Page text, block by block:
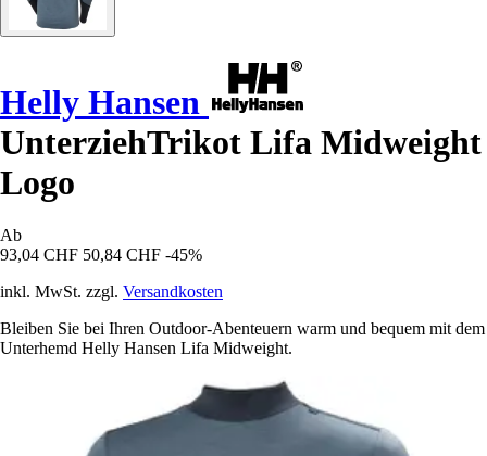
Helly Hansen
UnterziehTrikot Lifa Midweight
Logo
Ab
93,04 CHF 50,84 CHF -45%
inkl. MwSt. zzgl. Versandkosten
Bleiben Sie bei Ihren Outdoor-Abenteuern warm und bequem mit dem
Unterhemd Helly Hansen Lifa Midweight.